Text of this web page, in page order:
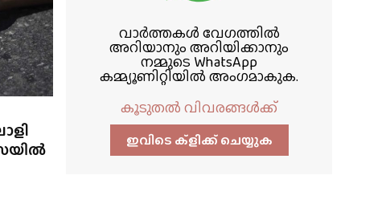
വാർത്തകൾ വേഗത്തിൽ
അറിയാനും അറിയിക്കാനും
നമ്മുടെ WhatsApp
കമ്മ്യൂണിറ്റിയിൽ അംഗമാകുക.
കൂടുതൽ വിവരങ്ങൾക്ക്
ഇവിടെ ക്ളിക്ക്‌ ചെയ്യുക